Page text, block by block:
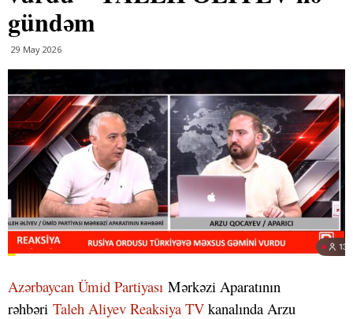
gündəm
29 May 2026
Azərbaycan Ümid Partiyası Mərkəzi Aparatının
rəhbəri Taleh Aliyev Reaksiya TV kanalında Arzu